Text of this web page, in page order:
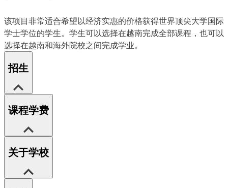
该项目非常适合希望以经济实惠的价格获得世界顶尖大学国际
学士学位的学生。学生可以选择在越南完成全部课程，也可以
选择在越南和海外院校之间完成学业。
招生
课程学费
关于学校